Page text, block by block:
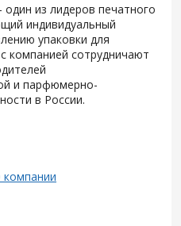
из лидеров печатного
индивидуальный
упаковки для
компанией сотрудничают
и парфюмерно-
в России.